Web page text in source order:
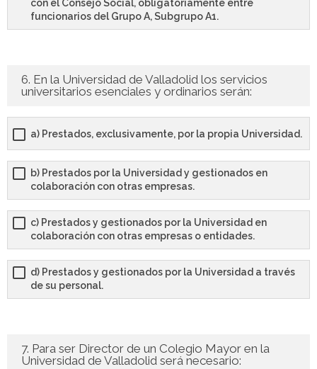
con el Consejo Social, obligatoriamente entre
funcionarios del Grupo A, Subgrupo A1.
6. En la Universidad de Valladolid los servicios
universitarios esenciales y ordinarios serán:
a) Prestados, exclusivamente, por la propia Universidad.
b) Prestados por la Universidad y gestionados en
colaboración con otras empresas.
c) Prestados y gestionados por la Universidad en
colaboración con otras empresas o entidades.
d) Prestados y gestionados por la Universidad a través
de su personal.
7. Para ser Director de un Colegio Mayor en la
Universidad de Valladolid será necesario: